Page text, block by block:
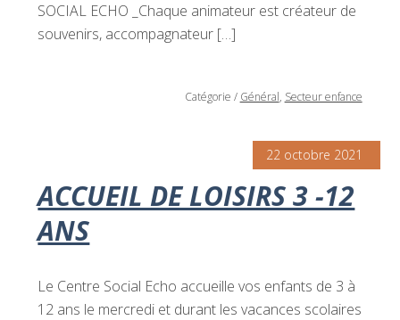
SOCIAL ECHO _Chaque animateur est créateur de
souvenirs, accompagnateur […]
Catégorie / Général, Secteur enfance
22 octobre 2021
ACCUEIL DE LOISIRS 3 -12
ANS
Le Centre Social Echo accueille vos enfants de 3 à
12 ans le mercredi et durant les vacances scolaires